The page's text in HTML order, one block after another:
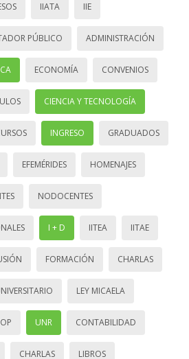
IIATA IIE
PÚBLICO ADMINISTRACIÓN
ECONOMÍA CONVENIOS
CIENCIA Y TECNOLOGÍA
INGRESO GRADUADOS
EFEMÉRIDES HOMENAJES
NODOCENTES
I + D IITEA IITAE
FORMACIÓN CHARLAS
LEY MICAELA
UNR CONTABILIDAD
CHARLAS LIBROS